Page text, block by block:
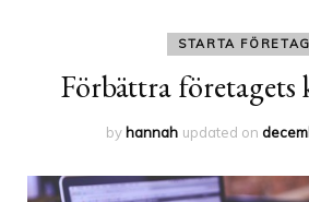
STARTA FÖRETAG
Förbättra företagets
by hannah updated on